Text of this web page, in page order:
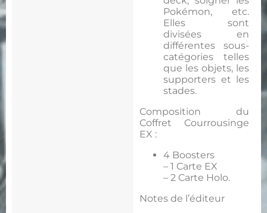
Pokémon, etc.
Elles sont
divisées en
différentes sous-
catégories telles
que les objets, les
supporters et les
stades.
Composition du
Coffret Courrousinge
EX :
4 Boosters
– 1 Carte EX
– 2 Carte Holo.
Notes de l’éditeur